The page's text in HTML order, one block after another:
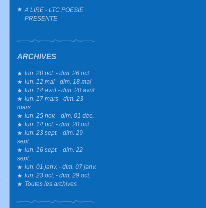
A LIRE - LTC POESIE
PRESENTE
ARCHIVES
lun. 20 oct. - dim. 26 oct.
lun. 12 mai - dim. 18 mai
lun. 14 avril - dim. 20 avril
lun. 17 mars - dim. 23
mars
lun. 25 nov. - dim. 01 déc.
lun. 14 oct. - dim. 20 oct.
lun. 23 sept. - dim. 29
sept.
lun. 16 sept. - dim. 22
sept.
lun. 01 janv. - dim. 07 janv.
lun. 23 oct. - dim. 29 oct.
Toutes les archives